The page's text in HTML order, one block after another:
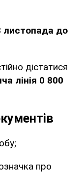
листопада до
дістатися
лінія 0 800
про